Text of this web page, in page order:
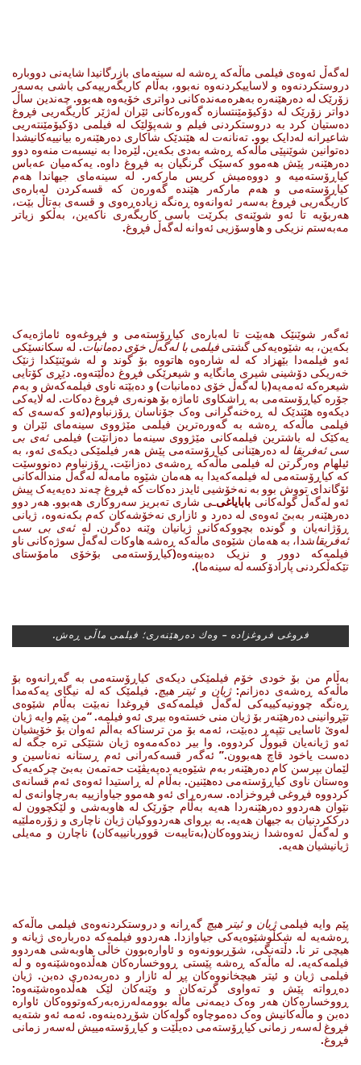
لەگەڵ ئەوەی فیلمی ماڵەکە ڕەشە لە سینەمای بازرگانیدا شایەنی دووبارە
دروستکردنەوە و لاساییکردنەوە نەبوو، بەڵام کاریگەرییەکی باشی بەسەر
زۆرێک لە دەرهێنەرە بەهرەمەندەکانی دواتری خۆیەوە هەبوو. چەندین ساڵ
دواتر زۆرێک لە دۆکیۆمێنتسازە گەورەکانی ئێران لەژێر کاریگەریی فڕوغ
دەستیان کرد بە دروستکردنی فیلم و شەپۆلێک لە فیلمی دۆکیۆمێنتەریی
شاعیرانە لەدایک بوو. تەنانەت لە هێندێک شاکاری دەرهێنەرە بیانییەکانیشدا
دەتوانین شوێنپێی ماڵەکە ڕەشە بەدی بکەین. لێرەدا بە نیسبەت منەوە دوو
دەرهێنەر پێش هەموو کەسێک گرنگیان بە فڕوغ داوە. یەکەمیان عەباس
کیاڕۆستەمیە و دووەمیش کریس مارکەر. لە سینەمای جیهاندا هەم
کیاڕۆستەمی و هەم مارکەر هێندە گەورەن کە قسەکردن لەبارەی
کاریگەریی فڕوغ بەسەر ئەوانەوە ڕەنگە زیادەڕەوی و قسەی بەتاڵ بێت،
هەربۆیە تا ئەو شوێنەی بکرێت باسی کاریگەری ناکەین، بەڵکو زیاتر
مەبەستم نزیکی و هاوسۆزیی ئەوانە لەگەڵ فڕوغ.
ئەگەر شوێنێک هەبێت تا لەبارەی کیاڕۆستەمی و فڕوغەوە ئاماژەیەک
بکەین، بە شێوەیەکی گشتیفیلمی با لەگەڵ خۆی دەمانبات‌. لە سکانسێکی
ئەو فیلمەدا بێهزاد کە لە شارەوە هاتووە بۆ گوند و لە شوێنێکدا ژنێک
خەریکی دۆشینی شیری مانگایە و شیعرێکی فڕوغ دەڵێتەوە. دێڕی کۆتایی
شیعرەکە ئەمەیە(با لەگەڵ خۆی دەمانبات) و دەبێتە ناوی فیلمەکەش و بەم
جۆرە کیاڕۆستەمی بە ڕاشکاوی ئاماژە بۆ هونەری فڕوغ دەکات. لە لایەکی
دیکەوە هێندێک لە ڕەخنەگرانی وەک جۆناسان ڕۆزنباوم(ئەو کەسەی کە
فیلمی ماڵەکە ڕەشە بە گەورەترین فیلمی مێژووی سینەمای ئێران و
یەکێک لە باشترین فیلمەکانی مێژووی سینەما دەزانێت) فیلمیئەی بی
سی ئەفریقا لە دەرهێنانی کیاڕۆستەمی پێش هەر فیلمێکی دیکەی ئەو، بە
ئیلهام وەرگرتن لە فیلمی ماڵەکە ڕەشەی دەزانێت. ڕۆزنباوم دەنووسێت
کە کیاڕۆستەمی لە فیلمەکەیدا بە هەمان شێوە مامەڵە لەگەڵ منداڵەکانی
ئۆگاندای تووش بوو بە نەخۆشیی ئایدز دەکات کە فڕوغ چەند دەیەیەک پیش
ئەو لەگەڵ گولەکانی بابایاغی‌ـی شاری تەبریز سەروکاری هەبوو. هەر دوو
دەرهێنەر بەبێ ئەوەی لە دەرد و ئازاری نەخۆشەکان کەم بکەنەوە، ژیانی
ڕۆژانەیان و گوندە بچووکەکانی ژیانیان وێنە دەگرن. لەئەی بی سی
ئەفریقاشدا، بە هەمان شێوەی ماڵەکە ڕەشە هاوکات لەگەڵ سوژەکانی ناو
فیلمەکە دوور و نزیک دەبینەوە(کیاڕۆستەمی بۆخۆی مامۆستای
تێکەڵکردنی پارادۆکسە لە سینەما).
فروغی فروغزاده‌ – وه‌ك ده‌رهێنه‌ری؛ فیلمی ماڵی ڕه‌ش.
بەڵام من بۆ خودی خۆم فیلمێکی دیکەی کیاڕۆستەمی بە گەڕانەوە بۆ
ماڵەکە ڕەشەی دەزانم:ژیان و ئیتر هیچ. فیلمێک کە لە نیگای یەکەمدا
ڕەنگە چوونیەکییەکی لەگەڵ فیلمەکەی فڕوغدا نەبێت بەڵام شێوەی
تێڕوانینی دەرهێنەر بۆ ژیان منی خستەوە بیری ئەو فیلمە. “من پێم وایە ژیان
لەوێ ئاسایی تێپەڕ دەبێت، ئەمە بۆ من ترسناکە بەاڵم ئەوان بۆ خۆیشیان
ئەو ژیانەیان قبووڵ کردووە. وا بیر دەکەمەوە ژیان شتێکی ترە جگە لە
دەست یاخود قاچ هەبوون.” ئەگەر قسەکەرانی ئەم ڕستانە نەناسین و
لێمان بپرسن کام دەرهێنەر بەم شێوەیە دەپەیڤێت حەتمەن بەبێ چرکەیەک
وەستان ناوی کیاڕۆستەمی دەهێنین. بەڵام لە ڕاستیدا ئەوەی ئەم قسانەی
کردووە فڕوغی فڕوخزادە. سەرەڕای ئەو هەموو جیاوازییە بەرچاوانەی لە
نێوان هەردوو دەرهێنەردا هەیە بەڵام جۆرێک لە هاوبەشی و لێکچوون لە
درککردنیان بە جیهان هەیە. بە بڕوای هەردووکیان ژیان ناچاری و زۆرەملێیە
و لەگەڵ ئەوەشدا زیندووەکان(بەتایبەت قووربانییەکان) ناچارن و مەیلی
ژیانیشیان هەیە.
پێم وایە فیلمیژیان و ئیتر هیچ گەڕانە و دروستکردنەوەی فیلمی ماڵەکە
ڕەشەیە لە شکڵوشێوەیەکی جیاوازدا. هەردوو فیلمەکە دەربارەی ژیانە و
هیچی تر نا. دڵتەنگی، شۆڕبوونەوە و ئاوارەبوون خاڵی هاوبەشی هەردوو
فیلمەکەیە. لە ماڵەکە ڕەشە پێستی ڕووخسارەکان هەڵدەوەشێنەوە و لە
فیلمی ژیان و ئیتر هیچخانووەکان پڕ لە ئازار و دەربەدەری دەبن. ژیان
دەڕواتە پێش و تەواوی گرتەکان و وێنەکان لێک هەڵدەوەشێنەوە:
ڕووخسارەکان هەر وەک دیمەنی ماڵە بوومەلەرزەبەرکەوتووەکان ئاوارە
دەبن و ماڵەکانیش وەک دەموچاوە گولەکان شۆڕدەبنەوە. ئەمە ئەو شتەیە
فڕوغ لەسەر زمانی کیاڕۆستەمی دەیڵێت و کیاڕۆستەمییش لەسەر زمانی
فڕوغ.